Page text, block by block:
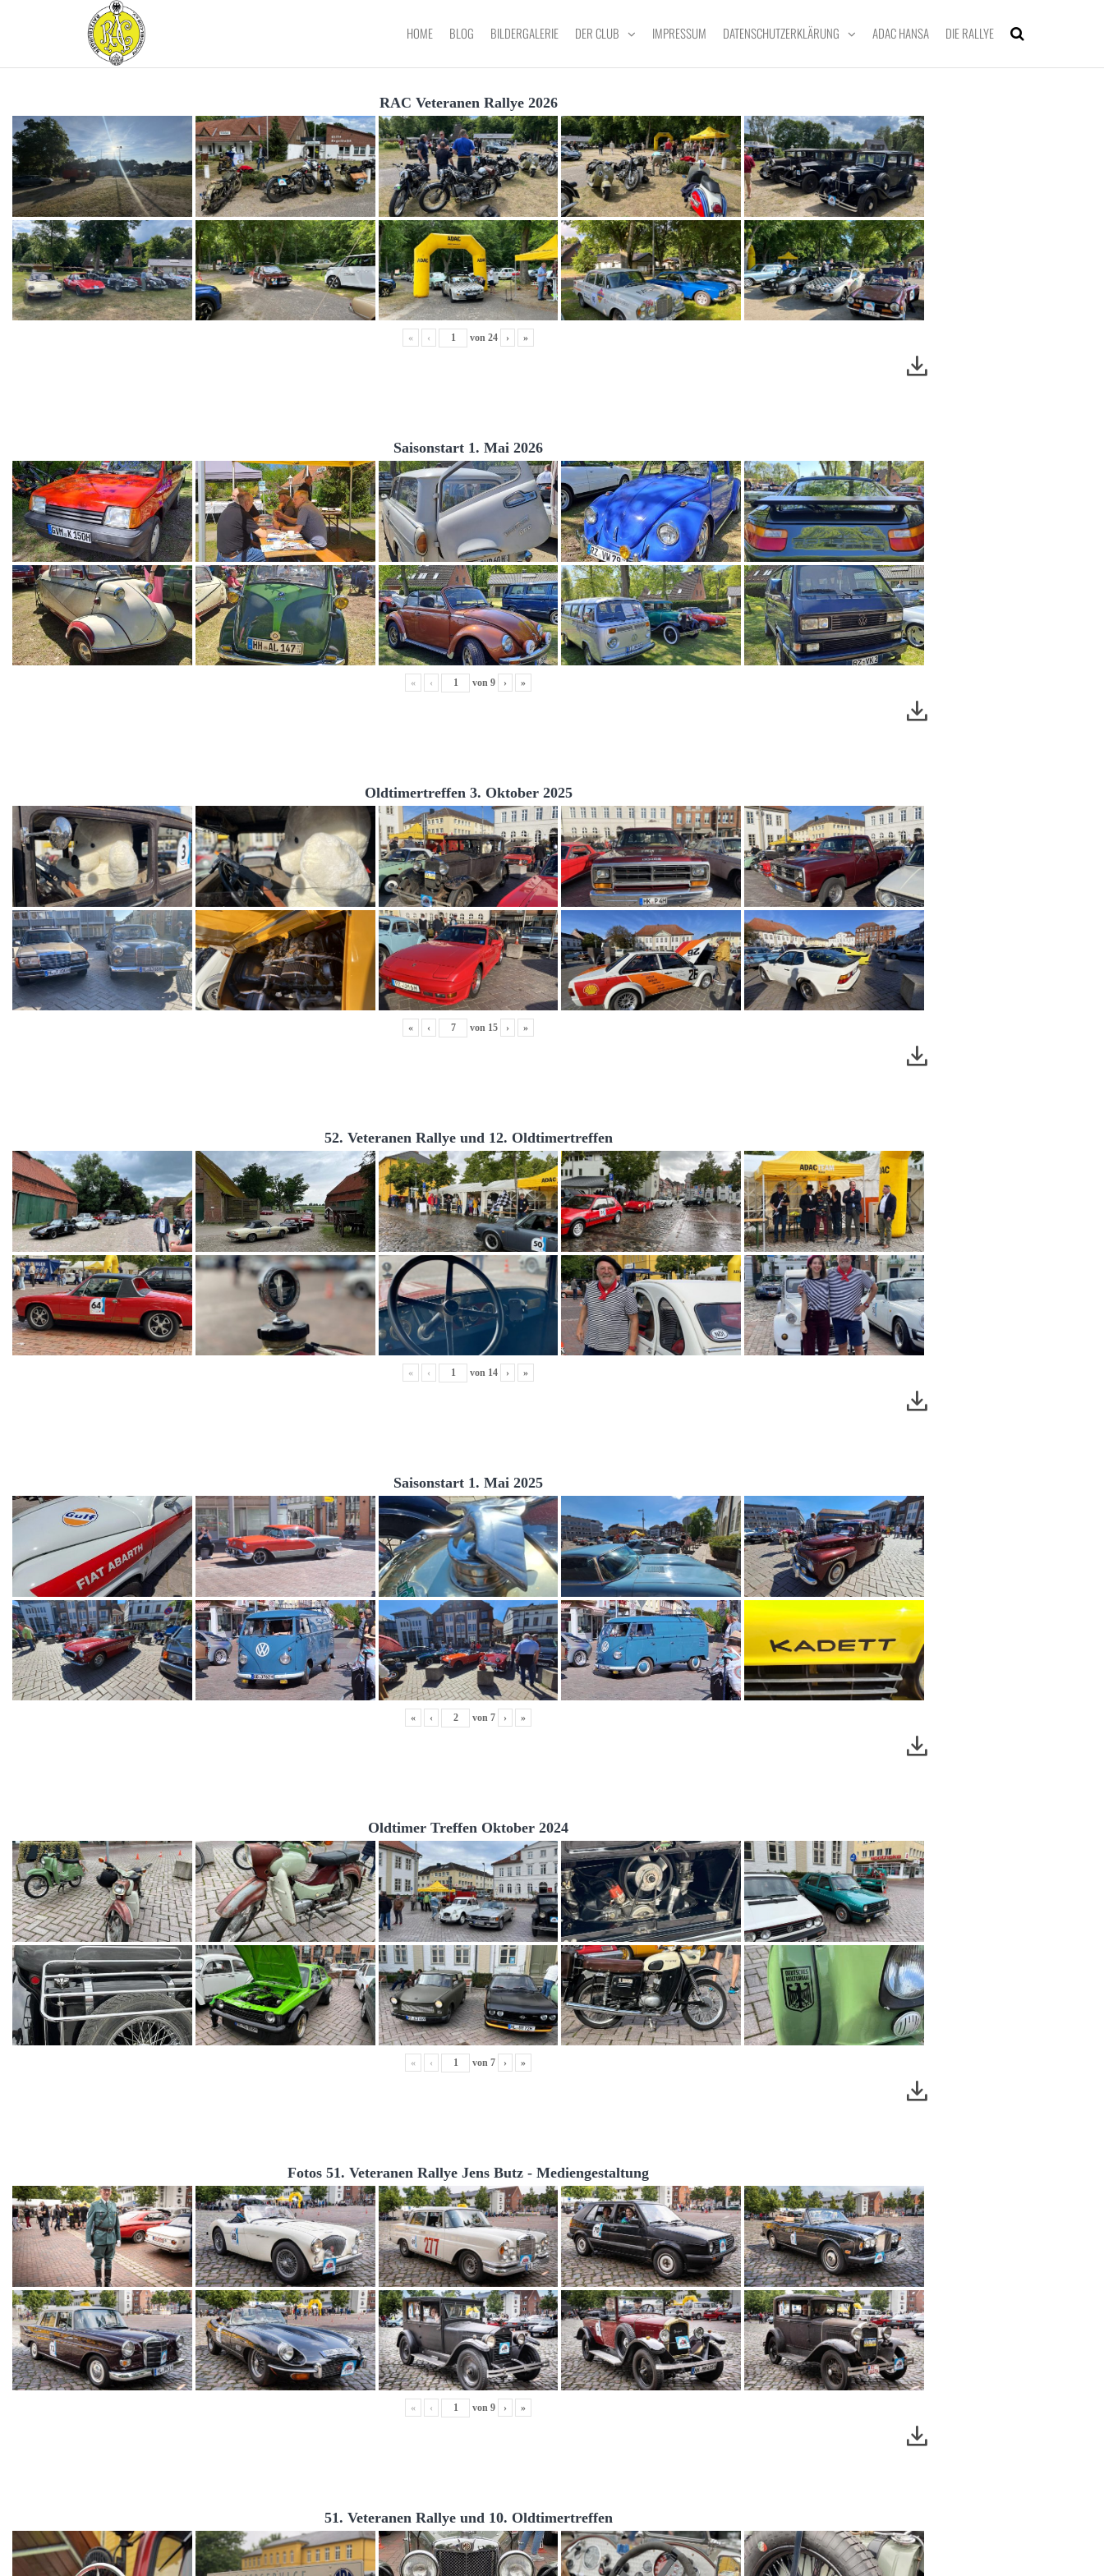
AUTOMOBIL-
ADAC E.V.
HOME BLOG BILDERGALERIE DER CLUB IMPRESSUM DATENSCHUTZERKLÄRUNG ADAC HANSA DIE RALLYE
RAC Veteranen Rallye 2026
« ‹ von 24 › »
Saisonstart 1. Mai 2026
« ‹ von 9 › »
Oldtimertreffen 3. Oktober 2025
« ‹ von 15 › »
52. Veteranen Rallye und 12. Oldtimertreffen
« ‹ von 14 › »
Saisonstart 1. Mai 2025
« ‹ von 7 › »
Oldtimer Treffen Oktober 2024
« ‹ von 7 › »
Fotos 51. Veteranen Rallye Jens Butz - Mediengestaltung
« ‹ von 9 › »
51. Veteranen Rallye und 10. Oldtimertreffen